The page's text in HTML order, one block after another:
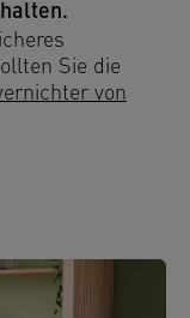
Sie die
von